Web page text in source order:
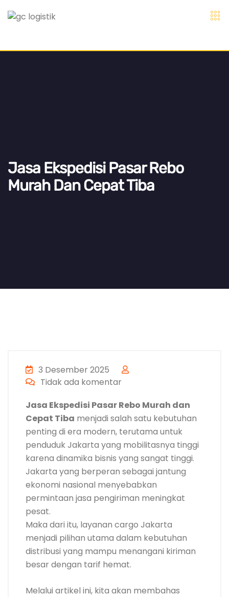
Jasa Ekspedisi Pasar Rebo
Murah Dan Cepat Tiba
3 Desember 2025
Tidak ada komentar
Jasa Ekspedisi Pasar Rebo Murah dan
Cepat Tiba menjadi salah satu kebutuhan
penting di era modern, terutama untuk
penduduk Jakarta yang mobilitasnya tinggi
karena dinamika bisnis yang sangat tinggi.
Jakarta yang berperan sebagai jantung
ekonomi nasional menyebabkan
permintaan jasa pengiriman meningkat
pesat.
Maka dari itu, layanan cargo Jakarta
menjadi pilihan utama dalam kebutuhan
distribusi yang mampu menangani kiriman
besar dengan tarif hemat.
Melalui artikel ini, kita akan membahas